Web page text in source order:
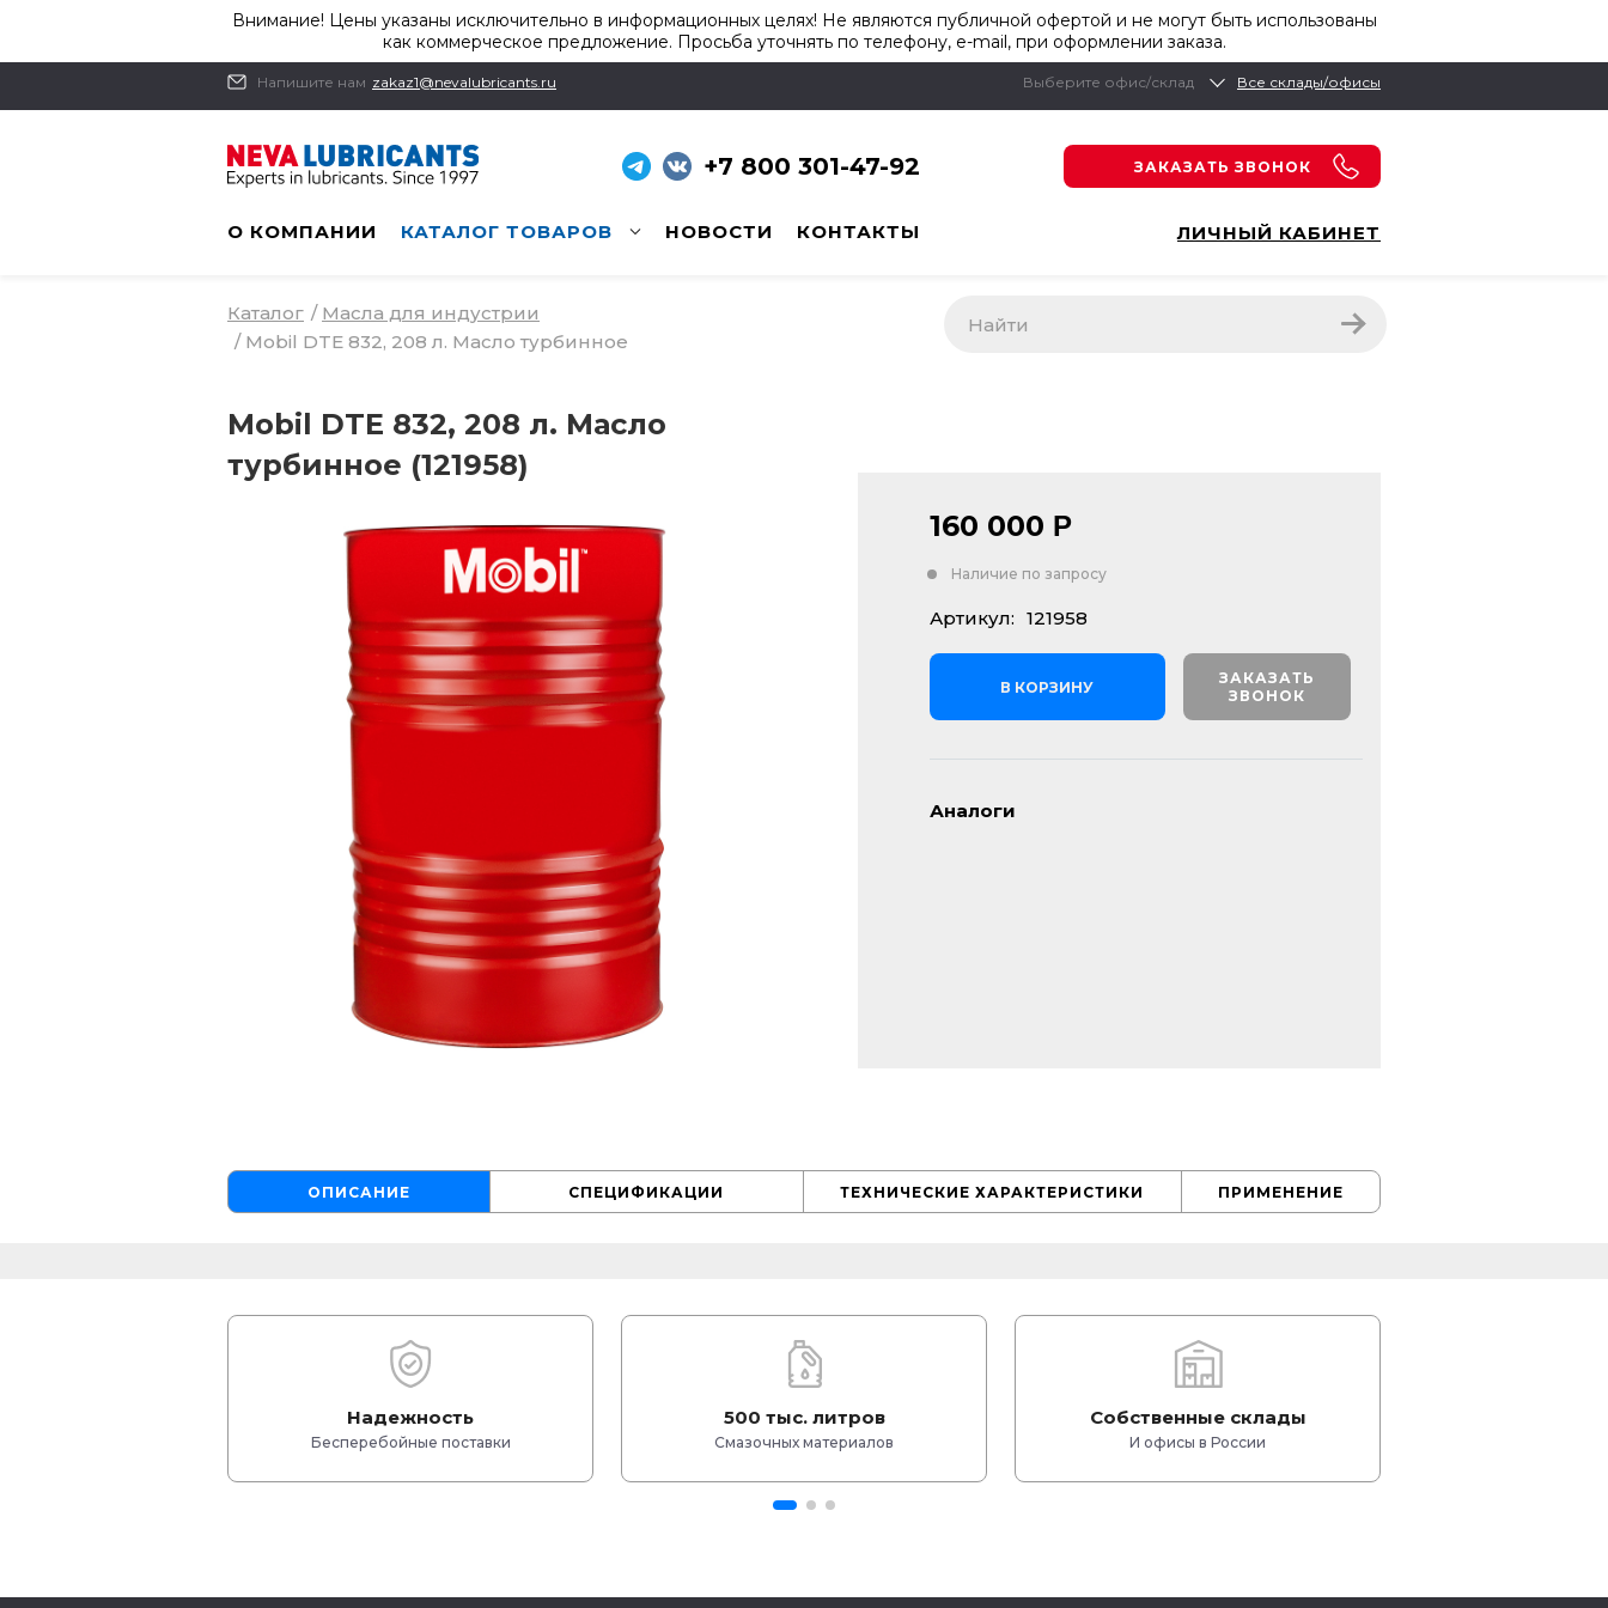
Внимание! Цены указаны исключительно в информационных целях! Не являются публичной офертой и не могут быть использованы
как коммерческое предложение. Просьба уточнять по телефону, e-mail, при оформлении заказа.
Напишите нам zakaz1@nevalubricants.ru Выберите офис/склад Все склады/офисы
+7 800 301-47-92 ЗАКАЗАТЬ ЗВОНОК
О КОМПАНИИ КАТАЛОГ ТОВАРОВ НОВОСТИ КОНТАКТЫ ЛИЧНЫЙ КАБИНЕТ
Каталог / Масла для индустрии
/ Mobil DTE 832, 208 л. Масло турбинное
Mobil DTE 832, 208 л. Масло
турбинное (121958)
160 000 Р
Наличие по запросу
Артикул: 121958
В КОРЗИНУ
ЗАКАЗАТЬ
ЗВОНОК
Аналоги
ОПИСАНИЕ СПЕЦИФИКАЦИИ ТЕХНИЧЕСКИЕ ХАРАКТЕРИСТИКИ ПРИМЕНЕНИЕ
Надежность
Бесперебойные поставки
500 тыс. литров
Смазочных материалов
Собственные склады
И офисы в России